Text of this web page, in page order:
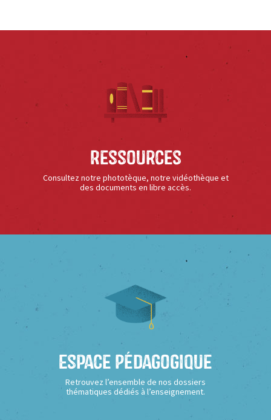
Ressources
Consultez notre phototèque, notre vidéothèque et
des documents en libre accès.
Espace Pédagogique
Retrouvez l’ensemble de nos dossiers
thématiques dédiés à l’enseignement.